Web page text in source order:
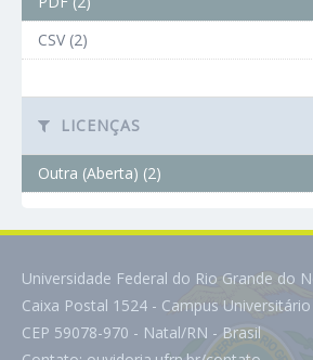
CSV (2)
LICENÇAS
Outra (Aberta) (2)
Universidade Federal do Rio Grande do
Caixa Postal 1524 - Campus
CEP 59078-970 - Natal/RN - Brasil